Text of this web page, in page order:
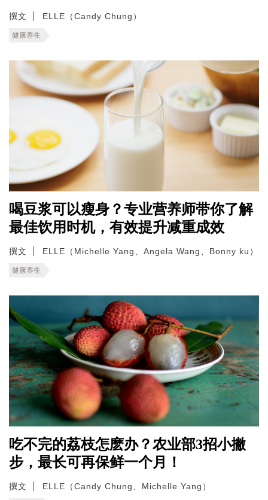
撰文 ELLE（Candy Chung）
健康养生
喝豆浆可以瘦身？专业营养师带你了解
最佳饮用时机，有效提升减重成效
撰文 ELLE（Michelle Yang、Angela Wang、Bonny ku）
健康养生
吃不完的荔枝怎麽办？农业部3招小撇
步，最长可再保鲜一个月！
撰文 ELLE（Candy Chung、Michelle Yang）